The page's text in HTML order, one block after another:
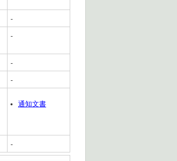
-
-
-
-
通知文書
-